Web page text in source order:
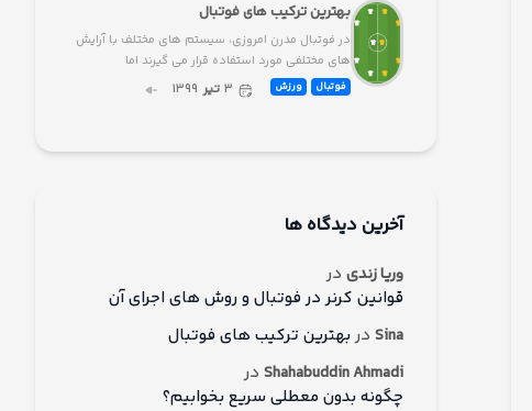
بهترین ترکیب های فوتبال
در فوتبال مدرن امروزی، سیستم های مختلف با آرایش
های مختلفی مورد استفاده قرار می گیرند اما
فوتبال ورزش ۳ تیر ۱۳۹۹
آخرین دیدگاه ها
وریا زندیدر
قوانین کرنر در فوتبال و روش های اجرای آن
Sinaدربهترین ترکیب های فوتبال
Shahabuddin Ahmadiدر
چگونه بدون معطلی سریع بخوابیم؟